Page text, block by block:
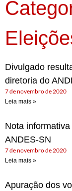
Divulgado
diretoria do
7 de novembro de 2020
Leia mais »
Nota
ANDES-SN
7 de novembro de 2020
Leia mais »
Apuração dos